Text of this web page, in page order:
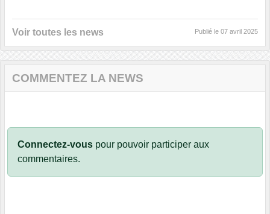
Voir toutes les news Publié le 07 avril 2025
COMMENTEZ LA NEWS
Connectez-vous pour pouvoir participer aux
commentaires.